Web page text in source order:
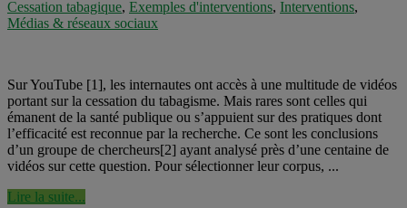
Cessation tabagique, Exemples d'interventions, Interventions,
Médias & réseaux sociaux
Sur YouTube [1], les internautes ont accès à une multitude de vidéos
portant sur la cessation du tabagisme. Mais rares sont celles qui
émanent de la santé publique ou s’appuient sur des pratiques dont
l’efficacité est reconnue par la recherche. Ce sont les conclusions
d’un groupe de chercheurs[2] ayant analysé près d’une centaine de
vidéos sur cette question. Pour sélectionner leur corpus, ...
Lire la suite...